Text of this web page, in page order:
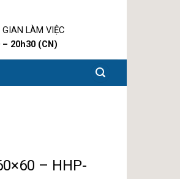
GIAN LÀM VIỆC
– 20h30 (CN)
– HHP-